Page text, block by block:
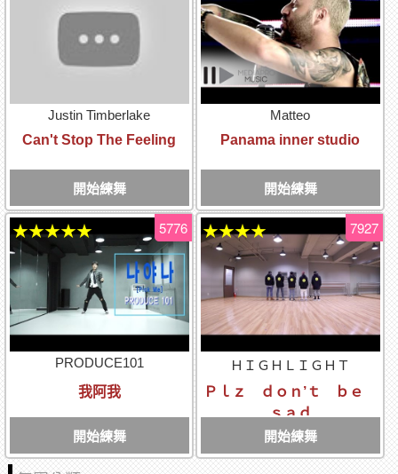
Justin Timberlake
Can't Stop The Feeling
開始練舞
Matteo
Panama inner studio
開始練舞
PRODUCE101
我阿我
開始練舞
5776
★★★★★
ＨＩＧＨＬＩＧＨＴ
Ｐｌｚ ｄｏｎ’ｔ ｂｅ
ｓａｄ
開始練舞
7927
★★★★